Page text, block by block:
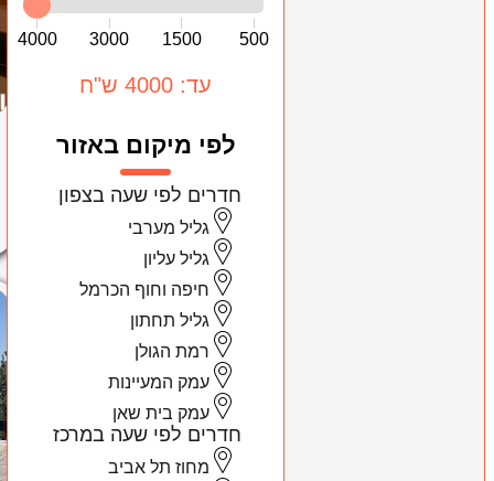
500
1500
3000
4000
עד: 4000 ש"ח
לפי מיקום באזור
חדרים לפי שעה בצפון
גליל מערבי
גליל עליון
חיפה וחוף הכרמל
גליל תחתון
רמת הגולן
עמק המעיינות
עמק בית שאן
חדרים לפי שעה במרכז
מחוז תל אביב